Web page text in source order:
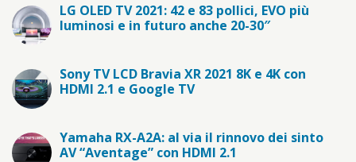
LG OLED TV 2021: 42 e 83 pollici, EVO più
luminosi e in futuro anche 20-30″
Sony TV LCD Bravia XR 2021 8K e 4K con
HDMI 2.1 e Google TV
Yamaha RX-A2A: al via il rinnovo dei sinto
AV “Aventage” con HDMI 2.1